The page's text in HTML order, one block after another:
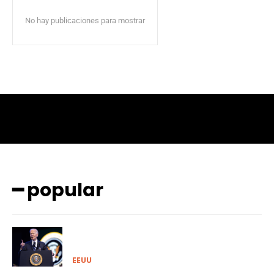
No hay publicaciones para mostrar
━ popular
EEUU